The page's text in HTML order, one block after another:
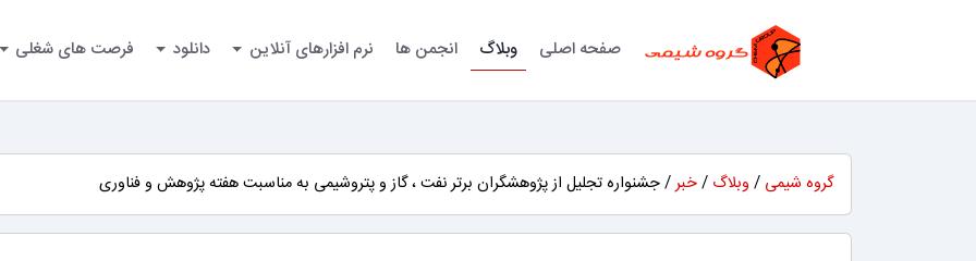
صفحه اصلی وبلاگ انجمن ها نرم افزارهای آنلاین دانلود فرصت های شغلی
گروه شیمی / وبلاگ /خبر/ جشنواره تجلیل از پژوهشگران برتر نفت ، گاز و پتروشیمی به مناسبت هفته پژوهش و فناوری